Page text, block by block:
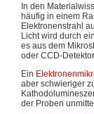
In den
häufig in einem
Elektronenstrahl
Licht wird durch
es aus dem
oder CCD-
Ein
aber schwieriger
der Proben